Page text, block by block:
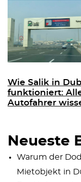
Wie Salik in
funktioniert:
Autofahrer
Neueste
Warum der
Mietobjekt in